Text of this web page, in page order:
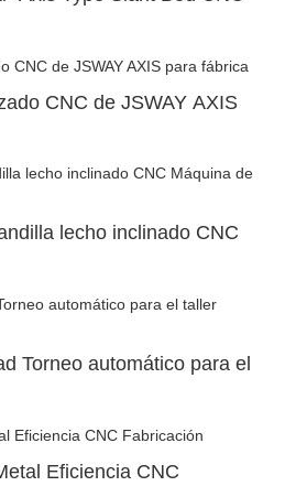
CNC de JSWAY AXIS
lecho inclinado CNC
Torneo automático para el
Eficiencia CNC